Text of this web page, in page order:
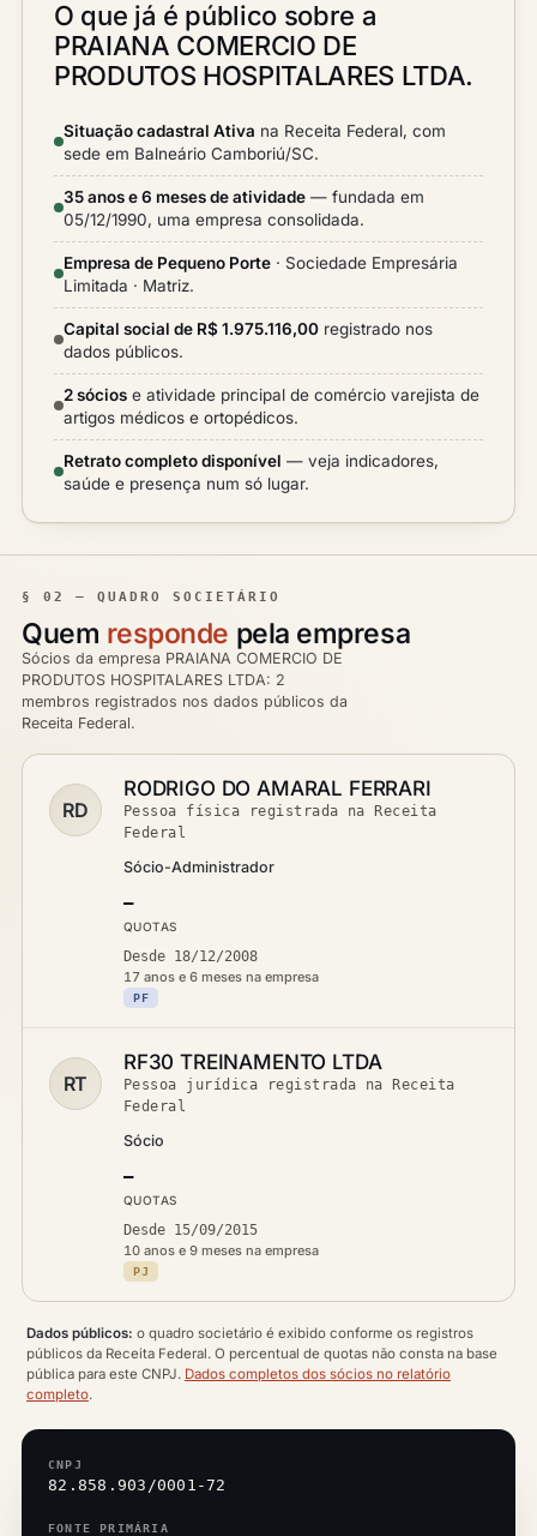
O que já é público sobre a
PRAIANA COMERCIO DE
PRODUTOS HOSPITALARES LTDA.
Situação cadastral Ativa na Receita Federal, com
sede em Balneário Camboriú/SC.
35 anos e 6 meses de atividade — fundada em
05/12/1990, uma empresa consolidada.
Empresa de Pequeno Porte · Sociedade Empresária
Limitada · Matriz.
Capital social de R$ 1.975.116,00 registrado nos
dados públicos.
2 sócios e atividade principal de comércio varejista de
artigos médicos e ortopédicos.
Retrato completo disponível — veja indicadores,
saúde e presença num só lugar.
§ 02 — QUADRO SOCIETÁRIO
Quem responde pela empresa
Sócios da empresa PRAIANA COMERCIO DE
PRODUTOS HOSPITALARES LTDA: 2
membros registrados nos dados públicos da
Receita Federal.
RD
RODRIGO DO AMARAL FERRARI
Pessoa física registrada na Receita
Federal
Sócio-Administrador
—
QUOTAS
Desde 18/12/2008
17 anos e 6 meses na empresa
PF
RT
RF30 TREINAMENTO LTDA
Pessoa jurídica registrada na Receita
Federal
Sócio
—
QUOTAS
Desde 15/09/2015
10 anos e 9 meses na empresa
PJ
Dados públicos: o quadro societário é exibido conforme os registros
públicos da Receita Federal. O percentual de quotas não consta na base
pública para este CNPJ. Dados completos dos sócios no relatório
completo.
CNPJ
82.858.903/0001-72
FONTE PRIMÁRIA